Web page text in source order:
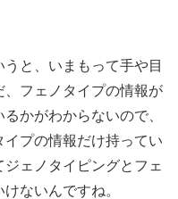
と、いまもって手や目
フェノタイプの情報が
かがわからないので、
プの情報だけ持ってい
ェノタイピングとフェ
ないんですね。